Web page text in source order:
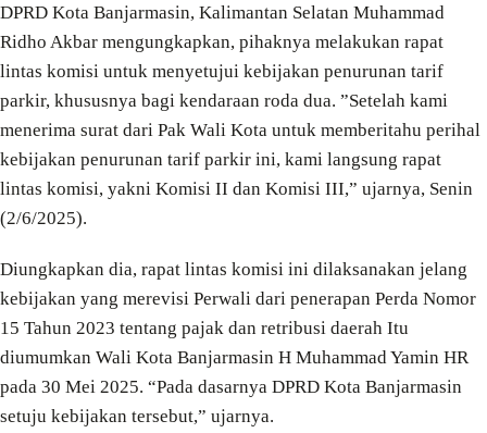
DPRD Kota Banjarmasin, Kalimantan Selatan Muhammad
Ridho Akbar mengungkapkan, pihaknya melakukan rapat
lintas komisi untuk menyetujui kebijakan penurunan tarif
parkir, khususnya bagi kendaraan roda dua. ”Setelah kami
menerima surat dari Pak Wali Kota untuk memberitahu perihal
kebijakan penurunan tarif parkir ini, kami langsung rapat
lintas komisi, yakni Komisi II dan Komisi III,” ujarnya, Senin
(2/6/2025).
Diungkapkan dia, rapat lintas komisi ini dilaksanakan jelang
kebijakan yang merevisi Perwali dari penerapan Perda Nomor
15 Tahun 2023 tentang pajak dan retribusi daerah Itu
diumumkan Wali Kota Banjarmasin H Muhammad Yamin HR
pada 30 Mei 2025. “Pada dasarnya DPRD Kota Banjarmasin
setuju kebijakan tersebut,” ujarnya.